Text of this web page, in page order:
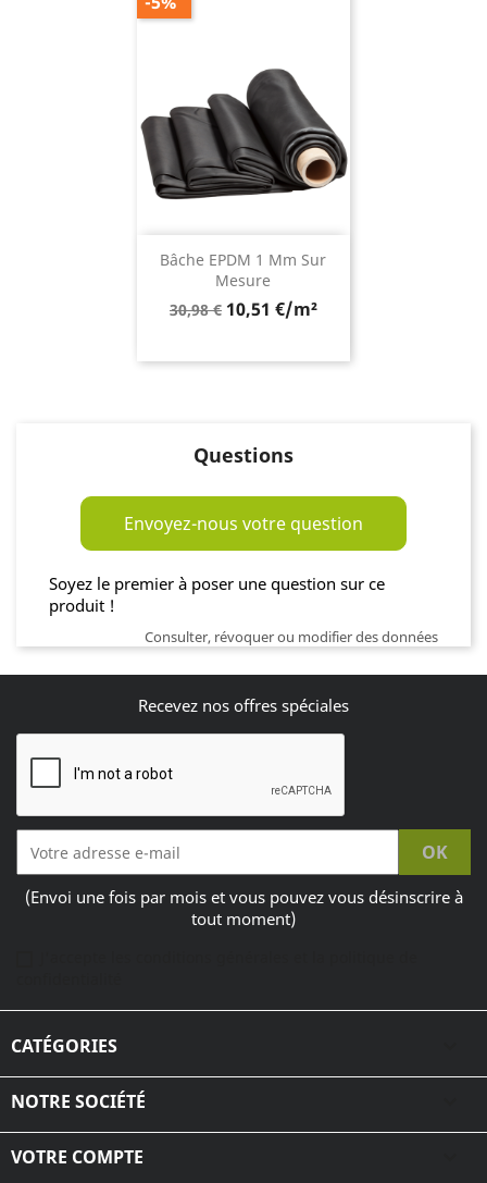
Bâche EPDM 1 Mm Sur
Mesure
Prix
30,98 € 10,51 €/m²
Questions
Envoyez-nous votre question
Soyez le premier à poser une question sur ce
produit !
Consulter, révoquer ou modifier des données
Recevez nos offres spéciales
(Envoi une fois par mois et vous pouvez vous désinscrire à
tout moment)
CATÉGORIES
NOTRE SOCIÉTÉ
VOTRE COMPTE